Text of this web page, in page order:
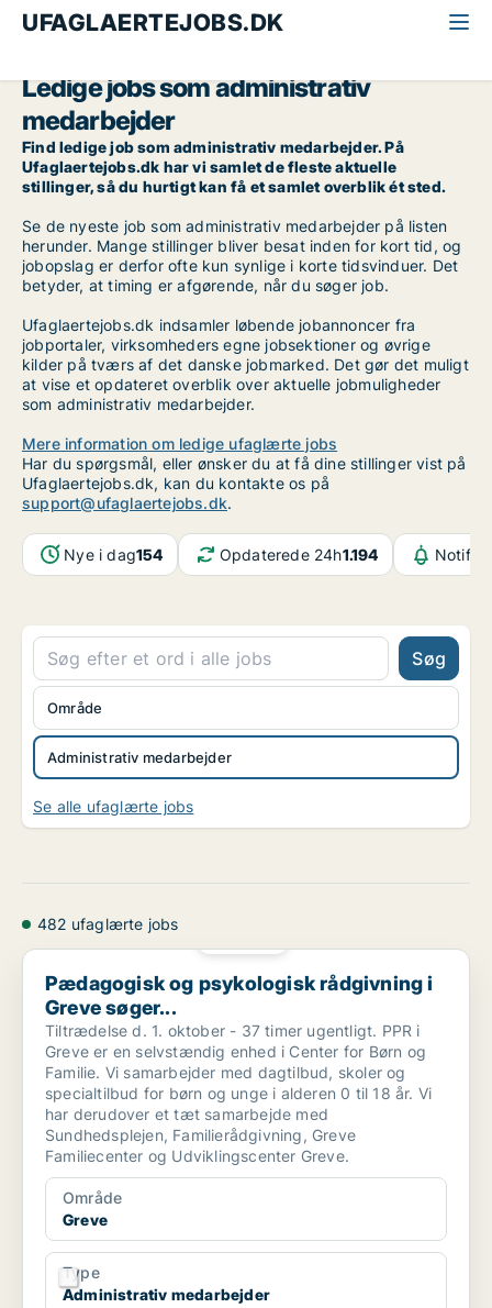
UFAGLAERTEJOBS.DK
Ledige jobs som administrativ
medarbejder
Find ledige job som administrativ medarbejder. På
Ufaglaertejobs.dk har vi samlet de fleste aktuelle
stillinger, så du hurtigt kan få et samlet overblik ét sted.
Se de nyeste job som administrativ medarbejder på listen
herunder. Mange stillinger bliver besat inden for kort tid, og
jobopslag er derfor ofte kun synlige i korte tidsvinduer. Det
betyder, at timing er afgørende, når du søger job.
Ufaglaertejobs.dk indsamler løbende jobannoncer fra
jobportaler, virksomheders egne jobsektioner og øvrige
kilder på tværs af det danske jobmarked. Det gør det muligt
at vise et opdateret overblik over aktuelle jobmuligheder
som administrativ medarbejder.
Mere information om ledige ufaglærte jobs
Har du spørgsmål, eller ønsker du at få dine stillinger vist på
Ufaglaertejobs.dk, kan du kontakte os på
support@ufaglaertejobs.dk.
Nye i dag154 Opdaterede 24h1.194
Søg
Administrativ medarbejder
Område
Se alle ufaglærte jobs
482 ufaglærte jobs
Pædagogisk og psykologisk rådgivning i Greve søger...
Pædagogisk og psykologisk rådgivning i
Greve søger...
Tiltrædelse d. 1. oktober - 37 timer ugentligt. PPR i
Greve er en selvstændig enhed i Center for Børn og
Familie. Vi samarbejder med dagtilbud, skoler og
specialtilbud for børn og unge i alderen 0 til 18 år. Vi
har derudover et tæt samarbejde med
Sundhedsplejen, Familierådgivning, Greve
Familiecenter og Udviklingscenter Greve.
Område
Greve
Type
Administrativ medarbejder